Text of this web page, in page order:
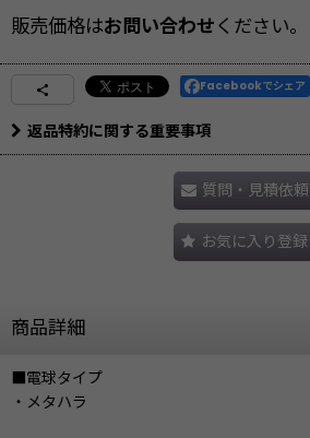
販売価格はお問い合わせください。
Facebookでシェア
返品特約に関する重要事項
質問・見積依頼
お気に入り登録
商品詳細
■電球タイプ
・メタハラ